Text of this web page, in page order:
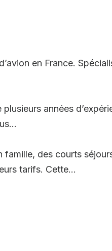
en France.
années
des courts
tarifs. Cette...